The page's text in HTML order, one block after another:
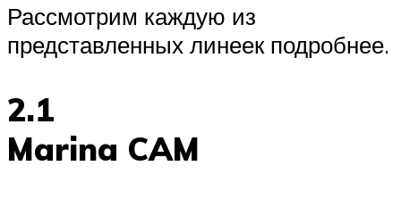
Рассмотрим каждую из
представленных линеек подробнее.
2.1
Marina CAM